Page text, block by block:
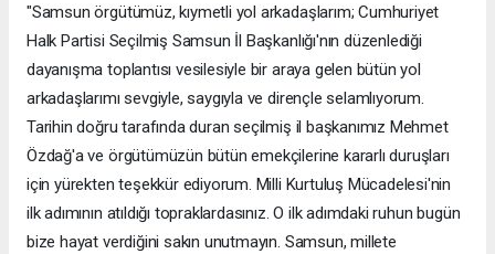
"Samsun örgütümüz, kıymetli yol arkadaşlarım; Cumhuriyet
Halk Partisi Seçilmiş Samsun İl Başkanlığı'nın düzenlediği
dayanışma toplantısı vesilesiyle bir araya gelen bütün yol
arkadaşlarımı sevgiyle, saygıyla ve dirençle selamlıyorum.
Tarihin doğru tarafında duran seçilmiş il başkanımız Mehmet
Özdağ'a ve örgütümüzün bütün emekçilerine kararlı duruşları
için yürekten teşekkür ediyorum. Milli Kurtuluş Mücadelesi'nin
ilk adımının atıldığı topraklardasınız. O ilk adımdaki ruhun bugün
bize hayat verdiğini sakın unutmayın. Samsun, millete